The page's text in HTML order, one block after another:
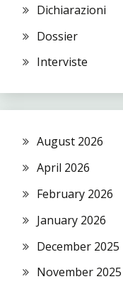
Dichiarazioni
Dossier
Interviste
August 2026
April 2026
February 2026
January 2026
December 2025
November 2025